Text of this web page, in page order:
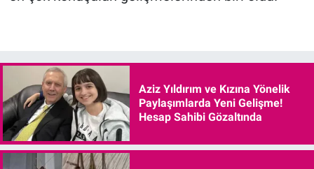
Aziz Yıldırım ve Kızına Yönelik
Paylaşımlarda Yeni Gelişme!
Hesap Sahibi Gözaltında